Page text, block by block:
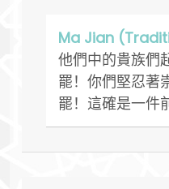
Ma Jian
他們中的貴族們
罷！你們堅忍著
罷！這確是一件